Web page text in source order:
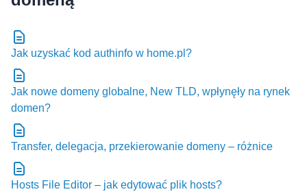
Jak uzyskać kod authinfo w home.pl?
Jak nowe domeny globalne, New TLD, wpłynęły na rynek
domen?
Transfer, delegacja, przekierowanie domeny – różnice
Hosts File Editor – jak edytować plik hosts?